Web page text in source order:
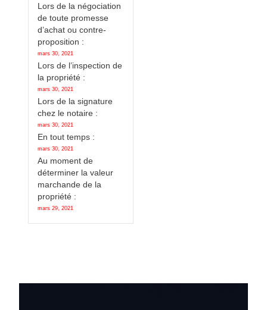
Lors de la négociation
de toute promesse
d’achat ou contre-
proposition :
mars 30, 2021
Lors de l’inspection de
la propriété :
mars 30, 2021
Lors de la signature
chez le notaire :
mars 30, 2021
En tout temps :
mars 30, 2021
Au moment de
déterminer la valeur
marchande de la
propriété :
mars 29, 2021